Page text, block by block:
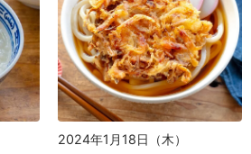
2024年1月18日（木）